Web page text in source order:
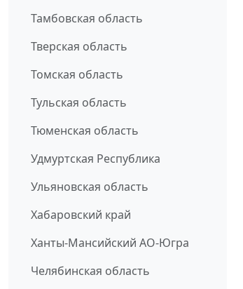
Тамбовская область
Тверская область
Томская область
Тульская область
Тюменская область
Удмуртская Республика
Ульяновская область
Хабаровский край
Ханты-Мансийский АО-Югра
Челябинская область